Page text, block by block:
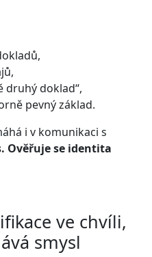
druhý doklad“,
pevný základ.
i v komunikaci s
Ověřuje se identita
ve chvíli,
smysl